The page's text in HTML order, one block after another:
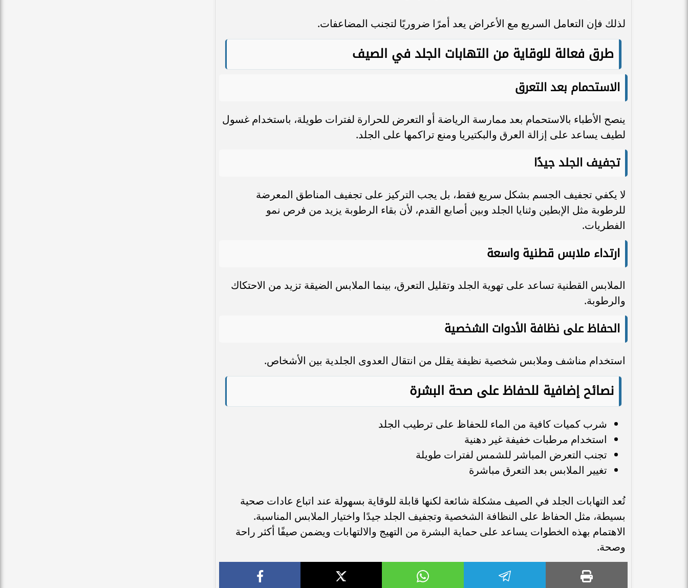
لذلك فإن التعامل السريع مع الأعراض يعد أمرًا ضروريًا لتجنب المضاعفات.
طرق فعالة للوقاية من التهابات الجلد في الصيف
الاستحمام بعد التعرق
ينصح الأطباء بالاستحمام بعد ممارسة الرياضة أو التعرض للحرارة لفترات طويلة، باستخدام غسول
لطيف يساعد على إزالة العرق والبكتيريا ومنع تراكمها على الجلد.
تجفيف الجلد جيدًا
لا يكفي تجفيف الجسم بشكل سريع فقط، بل يجب التركيز على تجفيف المناطق المعرضة
للرطوبة مثل الإبطين وثنايا الجلد وبين أصابع القدم، لأن بقاء الرطوبة يزيد من فرص نمو
الفطريات.
ارتداء ملابس قطنية واسعة
الملابس القطنية تساعد على تهوية الجلد وتقليل التعرق، بينما الملابس الضيقة تزيد من الاحتكاك
والرطوبة.
الحفاظ على نظافة الأدوات الشخصية
استخدام مناشف وملابس شخصية نظيفة يقلل من انتقال العدوى الجلدية بين الأشخاص.
نصائح إضافية للحفاظ على صحة البشرة
شرب كميات كافية من الماء للحفاظ على ترطيب الجلد
استخدام مرطبات خفيفة غير دهنية
تجنب التعرض المباشر للشمس لفترات طويلة
تغيير الملابس بعد التعرق مباشرة
تُعد التهابات الجلد في الصيف مشكلة شائعة لكنها قابلة للوقاية بسهولة عند اتباع عادات صحية
بسيطة، مثل الحفاظ على النظافة الشخصية وتجفيف الجلد جيدًا واختيار الملابس المناسبة.
الاهتمام بهذه الخطوات يساعد على حماية البشرة من التهيج والالتهابات ويضمن صيفًا أكثر راحة
وصحة.